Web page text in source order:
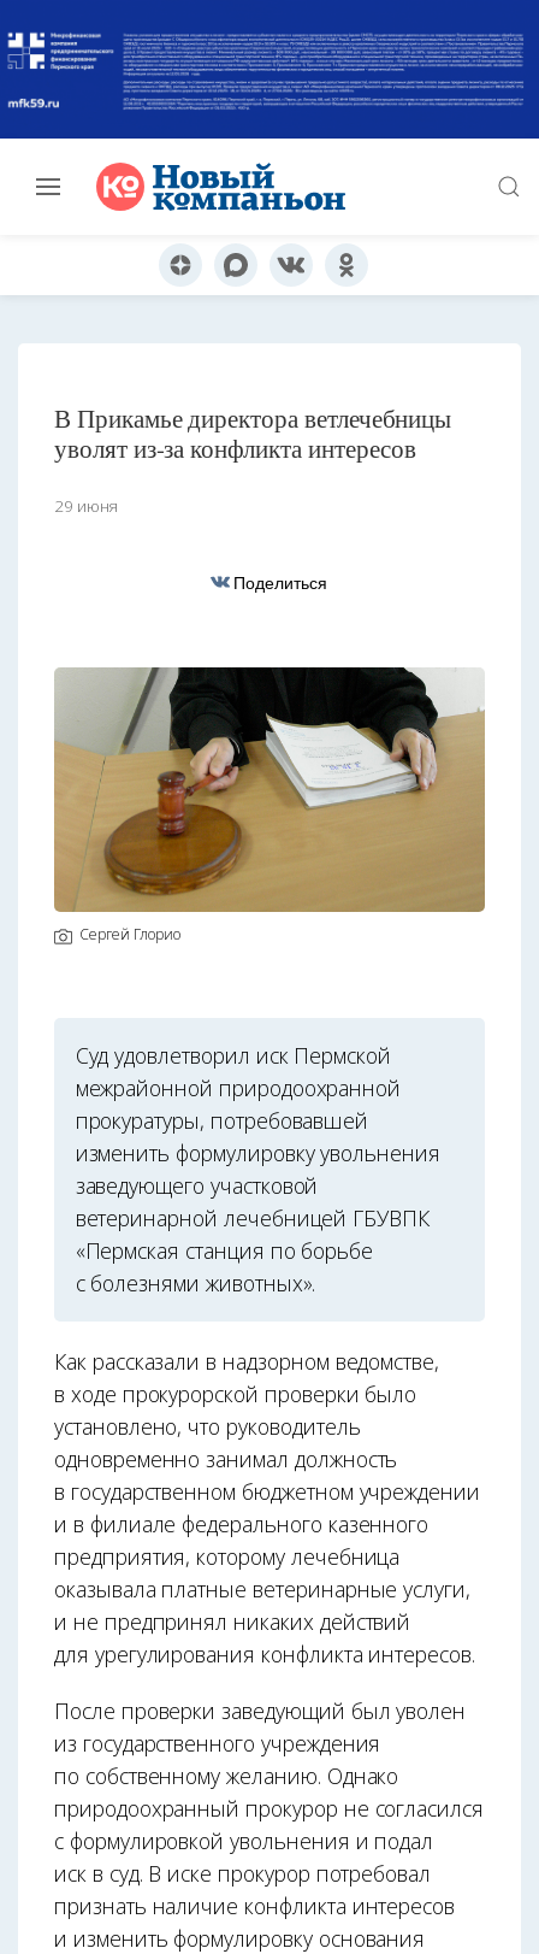
В Прикамье директора ветлечебницы
уволят из-за конфликта интересов
29 июня
Поделиться
Сергей Глорио
Суд удовлетворил иск Пермской
межрайонной природоохранной
прокуратуры, потребовавшей
изменить формулировку увольнения
заведующего участковой
ветеринарной лечебницей ГБУВПК
«Пермская станция по борьбе
с болезнями животных».
Как рассказали в надзорном ведомстве,
в ходе прокурорской проверки было
установлено, что руководитель
одновременно занимал должность
в государственном бюджетном учреждении
и в филиале федерального казенного
предприятия, которому лечебница
оказывала платные ветеринарные услуги,
и не предпринял никаких действий
для урегулирования конфликта интересов.
После проверки заведующий был уволен
из государственного учреждения
по собственному желанию. Однако
природоохранный прокурор не согласился
с формулировкой увольнения и подал
иск в суд. В иске прокурор потребовал
признать наличие конфликта интересов
и изменить формулировку основания